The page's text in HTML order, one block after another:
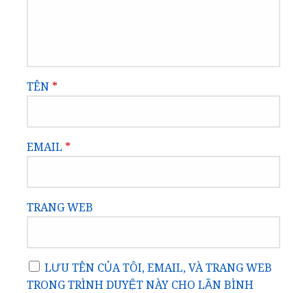
TÊN *
EMAIL *
TRANG WEB
LƯU TÊN CỦA TÔI, EMAIL, VÀ TRANG WEB
TRONG TRÌNH DUYỆT NÀY CHO LẦN BÌNH